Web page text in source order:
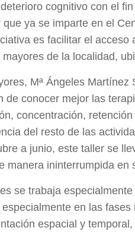
cognitivo con el
ya se imparte en el
es facilitar el acceso
de la localidad,
Mª Ángeles
de conocer mejor las
concentración,
del resto de las
a junio, este taller se
manera ininterrumpida en
se trabaja
en las
espacial y